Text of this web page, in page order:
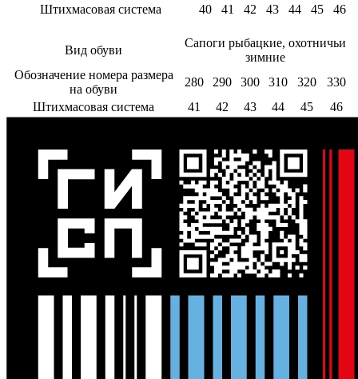
Штихмасовая система
40 41 42 43 44 45 46
Вид обуви
Сапоги рыбацкие, охотничьи
зимние
Обозначение номера размера
на обуви
280 290 300 310 320
330
Штихмасовая система
41 42 43 44 45 46